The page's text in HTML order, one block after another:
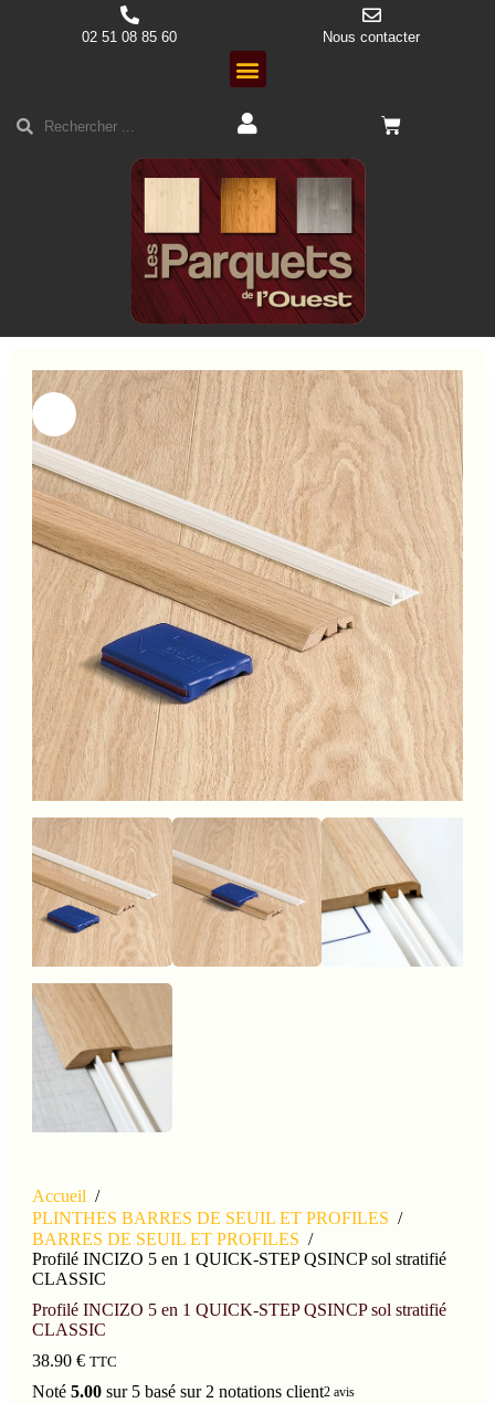
02 51 08 85 60 Nous contacter
Accueil /
PLINTHES BARRES DE SEUIL ET PROFILES /
BARRES DE SEUIL ET PROFILES /
Profilé INCIZO 5 en 1 QUICK-STEP QSINCP sol stratifié
CLASSIC
Profilé INCIZO 5 en 1 QUICK-STEP QSINCP sol stratifié
CLASSIC
38.90 € TTC
Noté 5.00sur 5 basé sur 2 notations client2avis